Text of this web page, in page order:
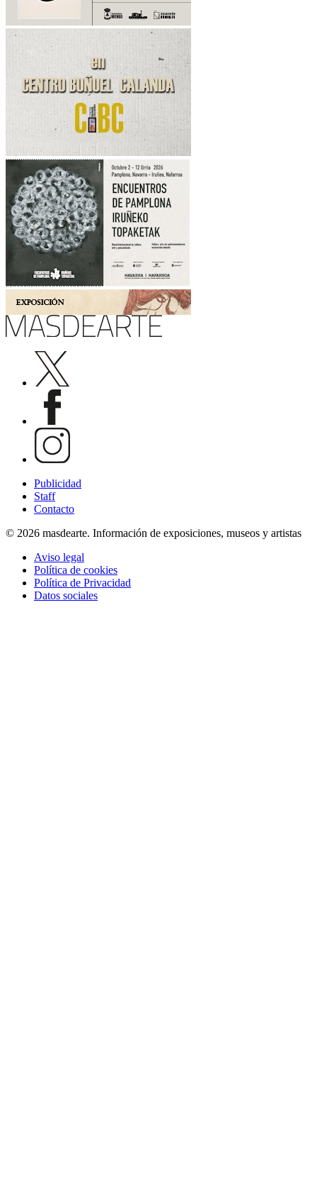
Publicidad
Staff
Contacto
© 2026 masdearte. Información de exposiciones, museos y artistas
Aviso legal
Política de cookies
Política de Privacidad
Datos sociales